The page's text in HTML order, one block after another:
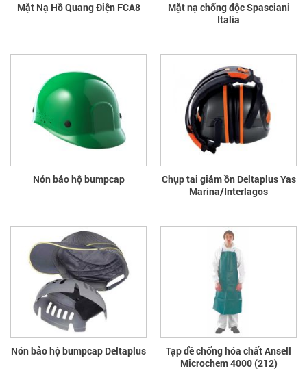
Mặt Nạ Hồ Quang Điện FCA8
Mặt nạ chống độc Spasciani
Italia
Nón bảo hộ bumpcap
Chụp tai giảm ồn Deltaplus Yas
Marina/Interlagos
Nón bảo hộ bumpcap Deltaplus
Tạp dề chống hóa chất Ansell
Microchem 4000 (212)